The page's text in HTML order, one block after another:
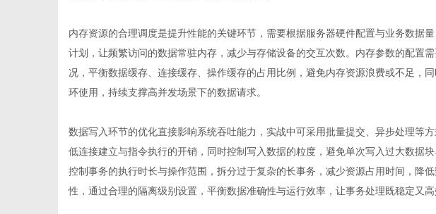
内存资源的合理调度是提升性能的关键环节，需要根据服务器硬件配置与业务数据
计划，让频繁访问的数据常驻内存，减少与存储设备的交互次数。内存参数的配置
况，平衡数据缓存、连接缓存、操作缓存的占用比例，避免内存资源浪费或不足，
环使用，持续支撑高并发场景下的数据请求。
数据写入环节的优化直接影响系统吞吐能力，实战中可采用批量提交、异步处理等
低连接建立与指令执行的开销，同时控制写入数据的粒度，避免单次写入过大数据
控制事务的执行时长与操作范围，拆分过于复杂的长事务，减少资源占用时间，降
性，通过合理的隔离级别设置，平衡数据准确性与运行效率，让事务处理既稳定又高